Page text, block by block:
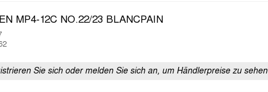
MP4-12C NO.22/23 BLANCPAIN
Sie sich oder melden Sie sich an, um Händlerpreise zu sehen